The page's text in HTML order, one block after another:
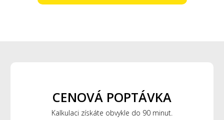
CENOVÁ POPTÁVKA
Kalkulaci získáte obvykle do 90 minut.